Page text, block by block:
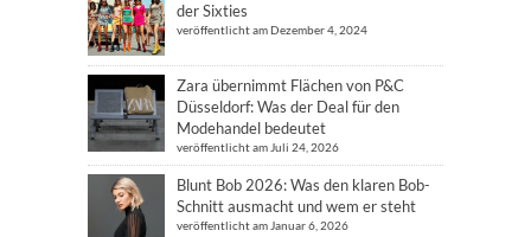
der Sixties
veröffentlicht am Dezember 4, 2024
Zara übernimmt Flächen von P&C
Düsseldorf: Was der Deal für den
Modehandel bedeutet
veröffentlicht am Juli 24, 2026
Blunt Bob 2026: Was den klaren Bob-
Schnitt ausmacht und wem er steht
veröffentlicht am Januar 6, 2026